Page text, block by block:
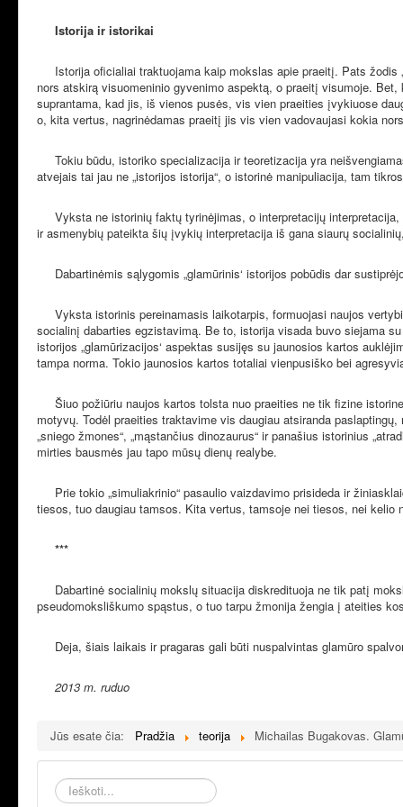
Istorija ir istorikai
Istorija oficialiai traktuojama kaip mokslas apie praeitį. Pats žodis
nors atskirą visuomeninio gyvenimo aspektą, o praeitį visumoje.
suprantama, kad jis, iš vienos pusės, vis vien praeities įvykiuose
o, kita vertus, nagrinėdamas praeitį jis vis vien vadovaujasi kokia
Tokiu būdu, istoriko specializacija ir teoretizacija yra
atvejais tai jau ne „istorijos istorija“, o istorinė manipuliacija, tam
Vyksta ne istorinių faktų tyrinėjimas, o interpretacijų interpretacija,
ir asmenybių pateikta šių įvykių interpretacija iš gana siaurų
Dabartinėmis sąlygomis „glamūrinis‘ istorijos pobūdis dar
Vyksta istorinis pereinamasis laikotarpis, formuojasi naujos
socialinį dabarties egzistavimą. Be to, istorija visada buvo siejama
istorijos „glamūrizacijos‘ aspektas susijęs su jaunosios kartos
tampa norma. Tokio jaunosios kartos totaliai vienpusiško bei
Šiuo požiūriu naujos kartos tolsta nuo praeities ne tik fizine
motyvų. Todėl praeities traktavime vis daugiau atsiranda
„sniego žmones“, „mąstančius dinozaurus“ ir panašius istorinius
mirties bausmės jau tapo mūsų dienų realybe.
Prie tokio „simuliakrinio“ pasaulio vaizdavimo prisideda ir
tiesos, tuo daugiau tamsos. Kita vertus, tamsoje nei tiesos, nei kelio
***
Dabartinė socialinių mokslų situacija diskredituoja ne tik patį
pseudomoksliškumo spąstus, o tuo tarpu žmonija žengia į ateities
Deja, šiais laikais ir pragaras gali būti nuspalvintas glamūro
2013 m. ruduo
Jūs esate čia: Pradžia teorija Michailas Bugakovas.
Ieškoti...